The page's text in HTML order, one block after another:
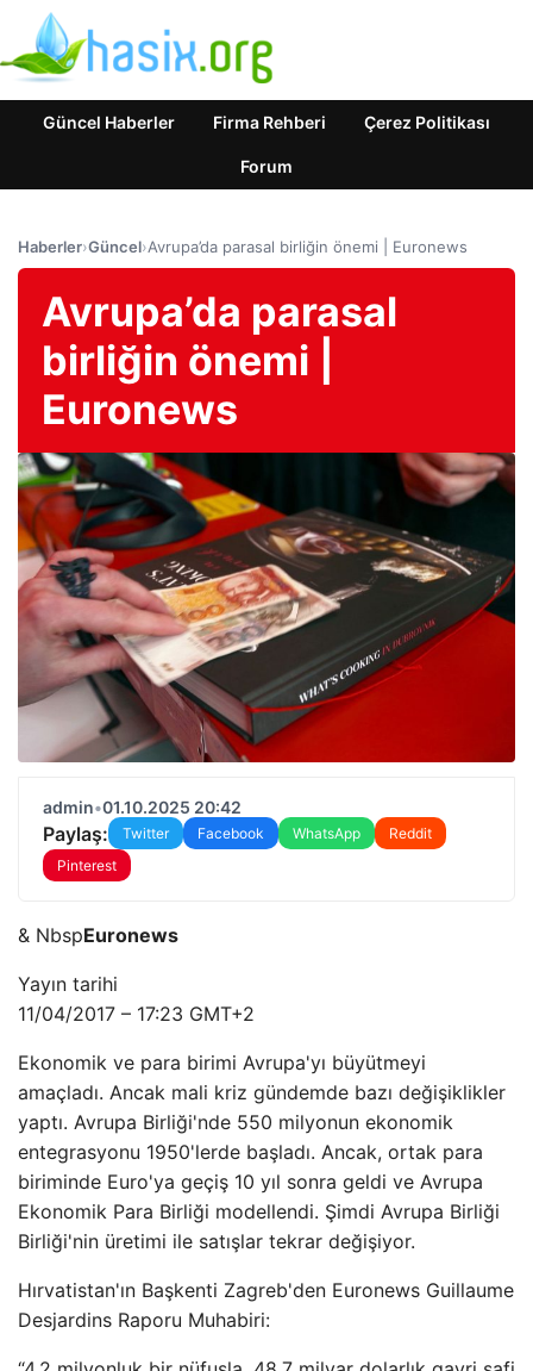
Güncel Haberler Firma Rehberi Çerez Politikası
Forum
Haberler›Güncel›Avrupa’da parasal birliğin önemi | Euronews
Avrupa’da parasal
birliğin önemi |
Euronews
admin•01.10.2025 20:42
Paylaş: Twitter Facebook WhatsApp
Reddit
Pinterest
& NbspEuronews
Yayın tarihi
11/04/2017 – 17:23 GMT+2
Ekonomik ve para birimi Avrupa'yı büyütmeyi
amaçladı. Ancak mali kriz gündemde bazı değişiklikler
yaptı. Avrupa Birliği'nde 550 milyonun ekonomik
entegrasyonu 1950'lerde başladı. Ancak, ortak para
biriminde Euro'ya geçiş 10 yıl sonra geldi ve Avrupa
Ekonomik Para Birliği modellendi. Şimdi Avrupa Birliği
Birliği'nin üretimi ile satışlar tekrar değişiyor.
Hırvatistan'ın Başkenti Zagreb'den Euronews Guillaume
Desjardins Raporu Muhabiri: